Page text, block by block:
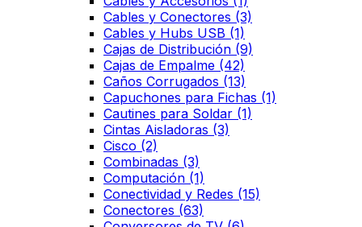
Cables y Conectores (3)
Cables y Hubs USB (1)
Cajas de Distribución (9)
Cajas de Empalme (42)
Caños Corrugados (13)
Capuchones para Fichas (1)
Cautines para Soldar (1)
Cintas Aisladoras (3)
Cisco (2)
Combinadas (3)
Computación (1)
Conectividad y Redes (15)
Conectores (63)